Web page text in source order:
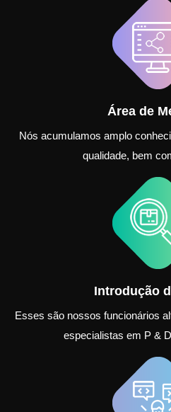
Área de
Nós acumulamos amplo
qualidade, bem
Introdução
Esses são nossos funcionários
especialistas em P &